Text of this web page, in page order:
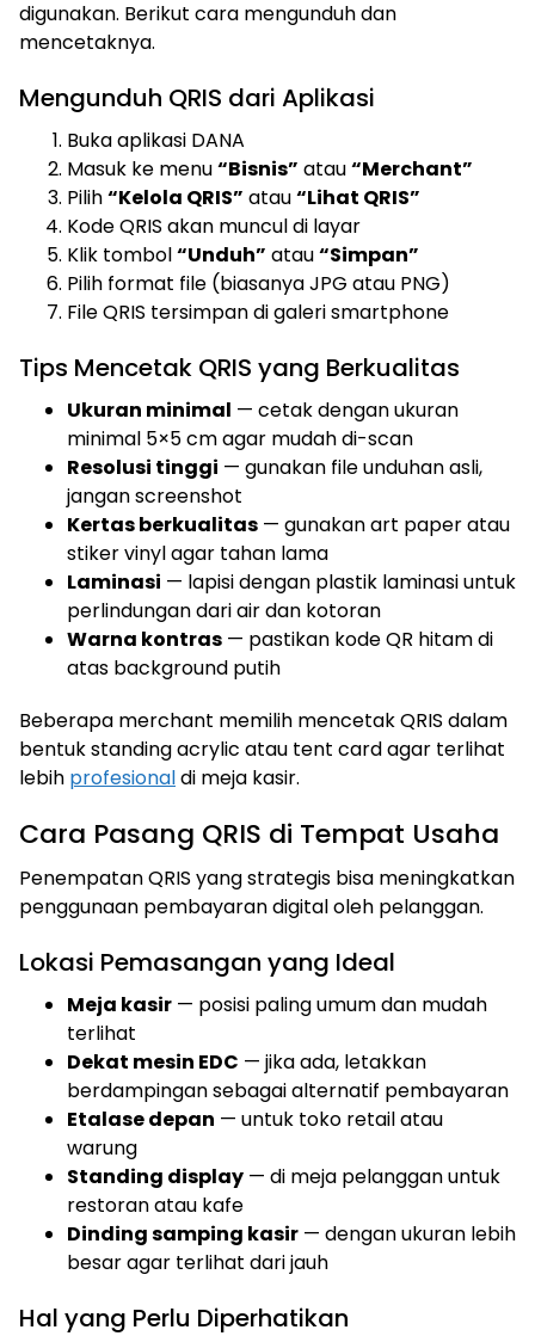
digunakan. Berikut cara mengunduh dan
mencetaknya.
Mengunduh QRIS dari Aplikasi
Buka aplikasi DANA
Masuk ke menu“Bisnis” atau“Merchant”
Pilih“Kelola QRIS” atau“Lihat QRIS”
Kode QRIS akan muncul di layar
Klik tombol“Unduh” atau“Simpan”
Pilih format file (biasanya JPG atau PNG)
File QRIS tersimpan di galeri smartphone
Tips Mencetak QRIS yang Berkualitas
Ukuran minimal — cetak dengan ukuran
minimal 5×5 cm agar mudah di-scan
Resolusi tinggi — gunakan file unduhan asli,
jangan screenshot
Kertas berkualitas — gunakan art paper atau
stiker vinyl agar tahan lama
Laminasi — lapisi dengan plastik laminasi untuk
perlindungan dari air dan kotoran
Warna kontras — pastikan kode QR hitam di
atas background putih
Beberapa merchant memilih mencetak QRIS dalam
bentuk standing acrylic atau tent card agar terlihat
lebih profesionaldi meja kasir.
Cara Pasang QRIS di Tempat Usaha
Penempatan QRIS yang strategis bisa meningkatkan
penggunaan pembayaran digital oleh pelanggan.
Lokasi Pemasangan yang Ideal
Meja kasir — posisi paling umum dan mudah
terlihat
Dekat mesin EDC — jika ada, letakkan
berdampingan sebagai alternatif pembayaran
Etalase depan — untuk toko retail atau
warung
Standing display — di meja pelanggan untuk
restoran atau kafe
Dinding samping kasir — dengan ukuran lebih
besar agar terlihat dari jauh
Hal yang Perlu Diperhatikan